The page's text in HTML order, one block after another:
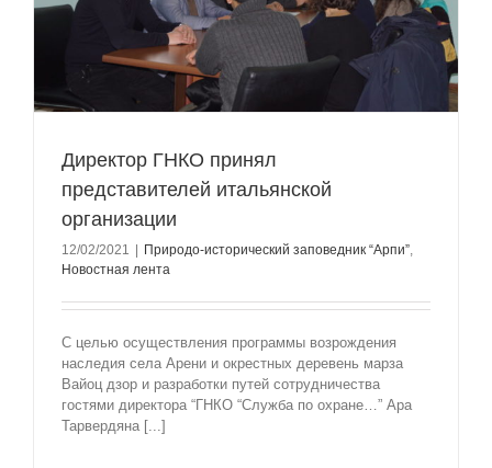
Директор ГНКО принял
представителей итальянской
организации
12/02/2021 | Природо-исторический заповедник “Арпи”
Новостная лента
С целью осуществления программы возрождения
наследия села Арени и окрестных деревень марза
Вайоц дзор и разработки путей сотрудничества
гостями директора “ГНКО “Служба по охране…” Ара
Тарвердяна [...]